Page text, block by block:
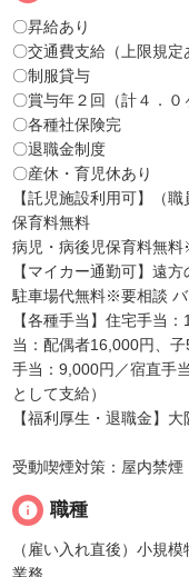
〇昇給あり
〇交通費支給（上限規定
〇制服貸与
〇賞与年２回（計４．０
〇各種社保険完
〇退職金制度
〇産休・育児休あり
【託児施設利用可】（職
保育料無料
病児・病後児保育料無
【マイカー通勤可】遠
駐車場代無料※要相談
【各種手当】住宅手当
当：配偶者16,000円、
手当：9,000円／宿直手
として支給）
【福利厚生・退職金】
受動喫煙対策：屋内禁煙
info 職種
（雇い入れ直後）小規